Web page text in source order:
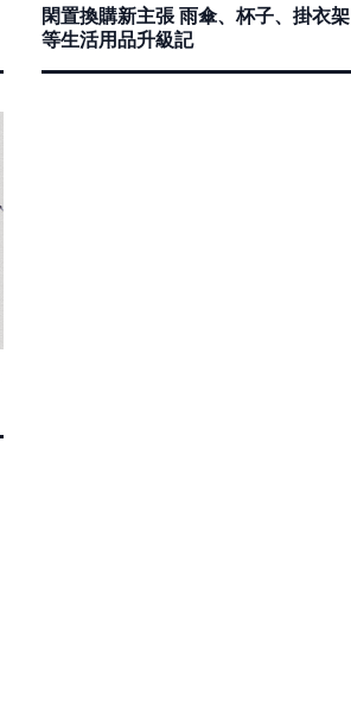
閑置換購新主張 雨傘、杯子、掛衣架
等生活用品升級記